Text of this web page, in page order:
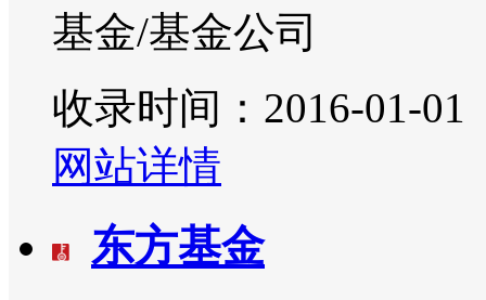
基金/基金公司
收录时间：2016-01-01
网站详情
东方基金